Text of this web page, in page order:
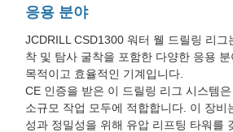
응용 분야
JCDRILL CSD1300 워터 웰 드릴링 리그
착 및 탐사 굴착을 포함한 다양한 응용
목적이고 효율적인 기계입니다.
CE 인증을 받은 이 드릴링 리그 시스템
소규모 작업 모두에 적합합니다. 이 장비
성과 정밀성을 위해 유압 리프팅 타워를